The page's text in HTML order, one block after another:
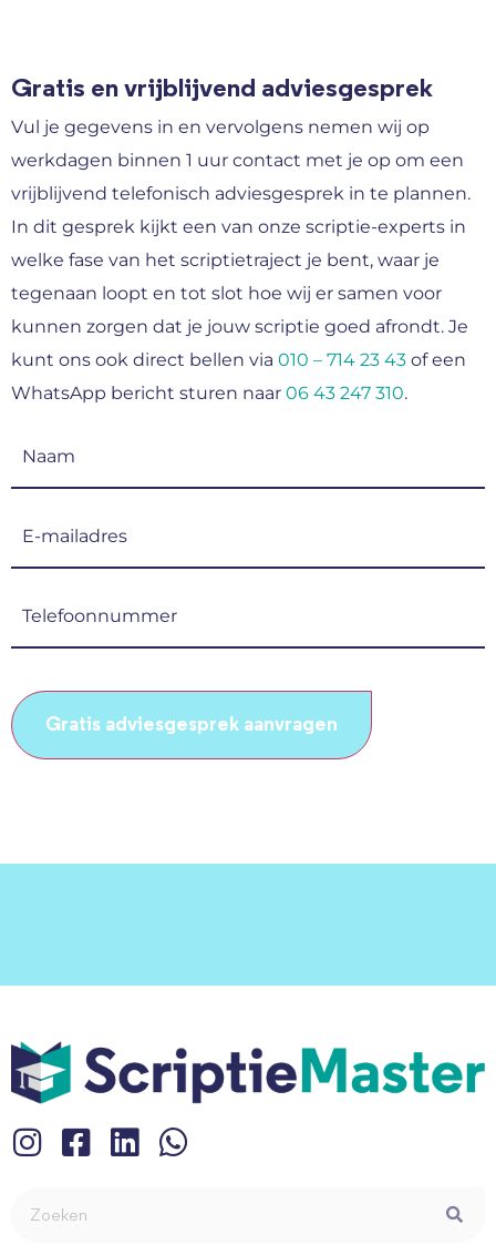
Gratis en vrijblijvend adviesgesprek
Vul je gegevens in en vervolgens nemen wij op
werkdagen binnen 1 uur contact met je op om een
vrijblijvend telefonisch adviesgesprek in te plannen.
In dit gesprek kijkt een van onze scriptie-experts in
welke fase van het scriptietraject je bent, waar je
tegenaan loopt en tot slot hoe wij er samen voor
kunnen zorgen dat je jouw scriptie goed afrondt. Je
kunt ons ook direct bellen via 010 – 714 23 43 of een
WhatsApp bericht sturen naar 06 43 247 310.